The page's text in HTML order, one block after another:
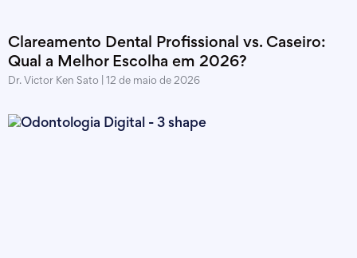
Clareamento Dental Profissional vs. Caseiro:
Qual a Melhor Escolha em 2026?
Dr. Victor Ken Sato 12 de maio de 2026